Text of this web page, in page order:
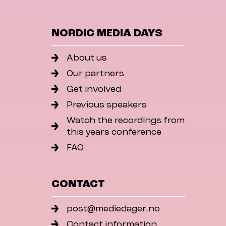
NORDIC MEDIA DAYS
About us
Our partners
Get involved
Previous speakers
Watch the recordings from
this years conference
FAQ
CONTACT
post@mediedager.no